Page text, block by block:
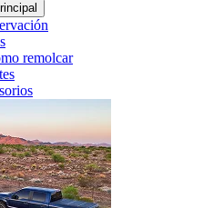
remolcar